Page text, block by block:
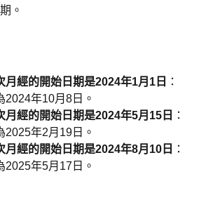
。
月經的開始日期是2024年1月1日
：
2024年10月8日。
月經的開始日期是2024年5月15日
：
2025年2月19日。
月經的開始日期是2024年8月10日
：
2025年5月17日。